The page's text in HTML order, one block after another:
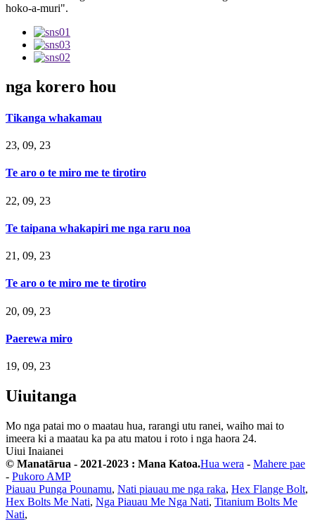
hoko-a-muri".
nga korero hou
Tikanga whakamau
23, 09, 23
Te aro o te miro me te tirotiro
22, 09, 23
Te taipana whakapiri me nga raru noa
21, 09, 23
Te aro o te miro me te tirotiro
20, 09, 23
Paerewa miro
19, 09, 23
Uiuitanga
Mo nga patai mo o maatau hua, rarangi utu ranei, waiho mai to
imeera ki a maatau ka pa atu matou i roto i nga haora 24.
Uiui Inaianei
© Manatārua - 2021-2023 : Mana Katoa.Hua wera - Mahere pae
- Pukoro AMP
Piauau Punga Pounamu, Nati piauau me nga raka, Hex Flange Bolt,
Hex Bolts Me Nati, Nga Piauau Me Nga Nati, Titanium Bolts Me
Nati,